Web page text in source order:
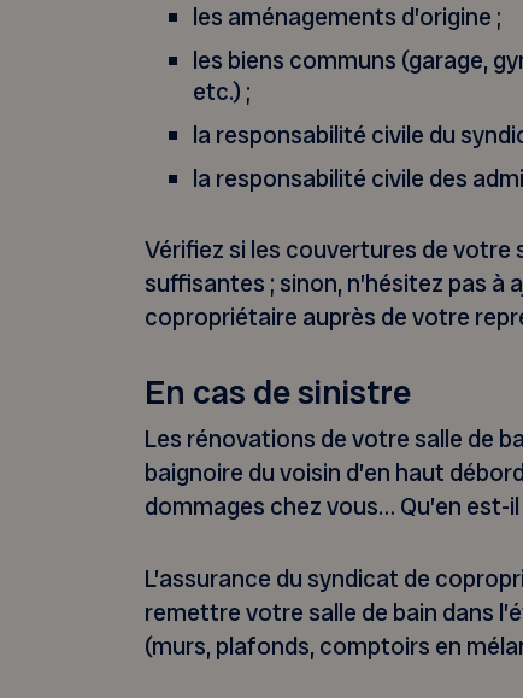
les aménagements d’origine ;
les biens communs (garage,
etc.) ;
la responsabilité civile du
la responsabilité civile des
Vérifiez si les couvertures de
suffisantes ; sinon, n’hésitez pas
copropriétaire auprès de votre
En cas de sinistre
Les rénovations de votre salle de
baignoire du voisin d’en haut
dommages chez vous… Qu’en est-
L’assurance du syndicat de
remettre votre salle de bain dans
(murs, plafonds, comptoirs en